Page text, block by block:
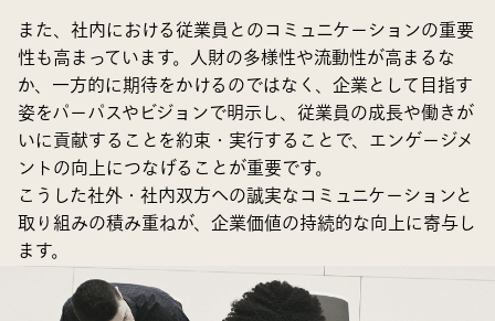
また、社内における従業員とのコミュニケーションの重要
性も高まっています。人財の多様性や流動性が高まるな
か、一方的に期待をかけるのではなく、企業として目指す
姿をパーパスやビジョンで明示し、従業員の成長や働きが
いに貢献することを約束・実行することで、エンゲージメ
ントの向上につなげることが重要です。
こうした社外・社内双方への誠実なコミュニケーションと
取り組みの積み重ねが、企業価値の持続的な向上に寄与し
ます。